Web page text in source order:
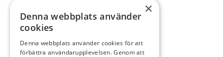
×
Denna webbplats använder
cookies
Denna webbplats använder cookies för att
förbättra användarupplevelsen. Genom att